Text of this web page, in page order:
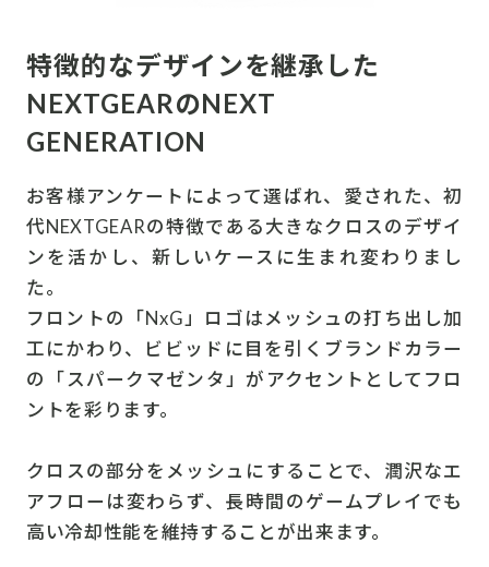
特徴的なデザインを継承した
NEXTGEARのNEXT
GENERATION
お客様アンケートによって選ばれ、愛された、初
代NEXTGEARの特徴である大きなクロスのデザイ
ンを活かし、新しいケースに生まれ変わりまし
た。
フロントの「NxG」ロゴはメッシュの打ち出し加
工にかわり、ビビッドに目を引くブランドカラー
の「スパークマゼンタ」がアクセントとしてフロ
ントを彩ります。
クロスの部分をメッシュにすることで、潤沢なエ
アフローは変わらず、長時間のゲームプレイでも
高い冷却性能を維持することが出来ます。